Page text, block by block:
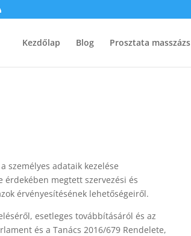
Kezdőlap Blog Prosztata masszázs
személyes adataik kezelése
megtett szervezési és
érvényesítésének lehetőségeiről.
esetleges továbbításáról és az
és a Tanács 2016/679 Rendelete,